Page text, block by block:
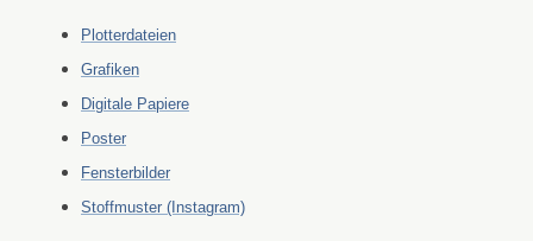
Plotterdateien
Grafiken
Digitale Papiere
Poster
Fensterbilder
Stoffmuster (Instagram)